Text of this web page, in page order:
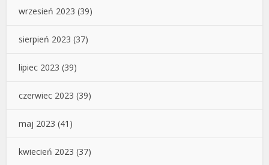
wrzesień 2023 (39)
sierpień 2023 (37)
lipiec 2023 (39)
czerwiec 2023 (39)
maj 2023 (41)
kwiecień 2023 (37)